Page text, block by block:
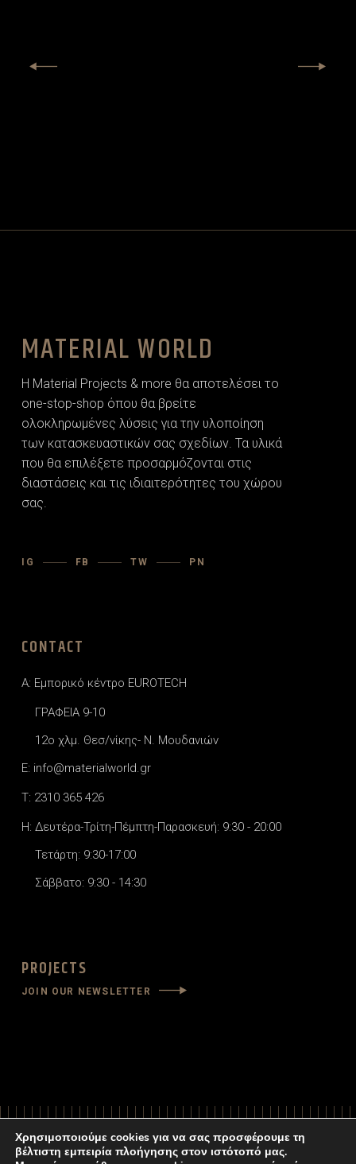
MATERIAL WORLD
Η Material Projects & more θα αποτελέσει το
one-stop-shop όπου θα βρείτε
ολοκληρωμένες λύσεις για την υλοποίηση
των κατασκευαστικών σας σχεδίων. Τα υλικά
που θα επιλέξετε προσαρµόζονται στις
διαστάσεις και τις ιδιαιτερότητες του χώρου
σας.
IG FB TW PN
CONTACT
A: Εμπορικό κέντρο EUROTECH
ΓΡΑΦΕΙΑ 9-10
12o χλμ. Θεσ/νίκης- Ν. Μουδανιών
E: info@materialworld.gr
T: 2310 365 426
H: Δευτέρα-Τρίτη-Πέμπτη-Παρασκευή: 9:30 - 20:00
Τετάρτη: 9:30-17:00
Σάββατο: 9:30 - 14:30
PROJECTS
JOIN OUR NEWSLETTER
Χρησιμοποιούμε cookies για να σας προσφέρουμε τη
βέλτιστη εμπειρία πλοήγησης στον ιστότοπό μας.